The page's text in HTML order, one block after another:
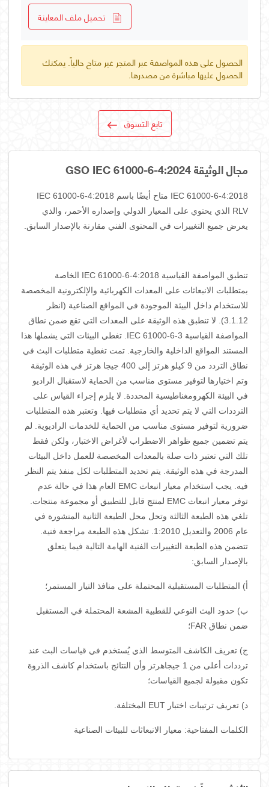
تحميل ملف المعاينة
الحصول على هذه المواصفة عبر المتجر غير متاح حالياً. يمكنك
الحصول عليها مباشرة من مصدرها.
تابع التسوق
مجال الوثيقة GSO IEC 61000-6-4:2024
IEC 61000-6-4:2018 متاح أيضًا باسم IEC 61000-6-4:2018
RLV الذي يحتوي على المعيار الدولي وإصداره الأحمر، والذي
يعرض جميع التغييرات في المحتوى الفني مقارنة بالإصدار السابق.
تنطبق المواصفة القياسية IEC 61000-6-4:2018 الخاصة
بمتطلبات الانبعاثات على المعدات الكهربائية والإلكترونية المخصصة
للاستخدام داخل البيئة الموجودة في المواقع الصناعية (انظر
3.1.12). لا تنطبق هذه الوثيقة على المعدات التي تقع ضمن نطاق
المواصفة القياسية IEC 61000-6-3. تغطي البيئات التي يشملها هذا
المستند المواقع الداخلية والخارجية. تمت تغطية متطلبات البث في
نطاق التردد من 9 كيلو هرتز إلى 400 جيجا هرتز في هذه الوثيقة
وتم اختيارها لتوفير مستوى مناسب من الحماية لاستقبال الراديو
في البيئة الكهرومغناطيسية المحددة. لا يلزم إجراء القياس على
الترددات التي لا يتم تحديد أي متطلبات فيها. وتعتبر هذه المتطلبات
ضرورية لتوفير مستوى مناسب من الحماية للخدمات الراديوية. لم
يتم تضمين جميع ظواهر الاضطراب لأغراض الاختبار، ولكن فقط
تلك التي تعتبر ذات صلة بالمعدات المخصصة للعمل داخل البيئات
المدرجة في هذه الوثيقة. يتم تحديد المتطلبات لكل منفذ يتم النظر
فيه. يجب استخدام معيار انبعاث EMC العام هذا في حالة عدم
توفر معيار انبعاث EMC لمنتج قابل للتطبيق أو مجموعة منتجات.
تلغي هذه الطبعة الثالثة وتحل محل الطبعة الثانية المنشورة في
عام 2006 والتعديل 1:2010. تشكل هذه الطبعة مراجعة فنية.
تتضمن هذه الطبعة التغييرات الفنية الهامة التالية فيما يتعلق
بالإصدار السابق:
أ) المتطلبات المستقبلية المحتملة على منافذ التيار المستمر؛
ب) حدود البث النوعي للقطبية المشعة المحتملة في المستقبل
ضمن نطاق FAR؛
ج) تعريف الكاشف المتوسط ​​الذي يُستخدم في قياسات البث عند
ترددات أعلى من 1 جيجاهرتز وأن النتائج باستخدام كاشف الذروة
تكون مقبولة لجميع القياسات؛
د) تعريف ترتيبات اختبار EUT المختلفة.
الكلمات المفتاحية: معيار الانبعاثات للبيئات الصناعية